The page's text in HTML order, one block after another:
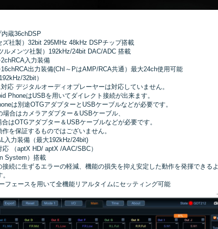
内蔵36chDSP
ズ社製）32bit 295MHz 48kHz DSPチップ搭載
ルメンツ社製）192kHz/24bit DAC/ADC 搭載
入力装備
出力装備(ChI～PはAMP/RCA共通）最大24ch使用可能
32bit）
応 デジタルオーディオプレーヤーは対応していません。
PhoneはUSBを用いてダイレクト接続が出来ます。
は別途OTGアダプターとUSBケーブルなどが必要です。
合はカメラアダプター＆USBケーブル、
はOTGアダプター＆USBケーブルなどが必要です。
を保証するものではございません。
入力装備（最大192kHz/24bit)
応 （aptX HD/ aptX /AAC/SBC）
System）搭載
続に生ずるエラーの軽減、機能の損失を抑え安定した動作を発揮できる
フェースを用いて全機能リアルタイムにセッティング可能